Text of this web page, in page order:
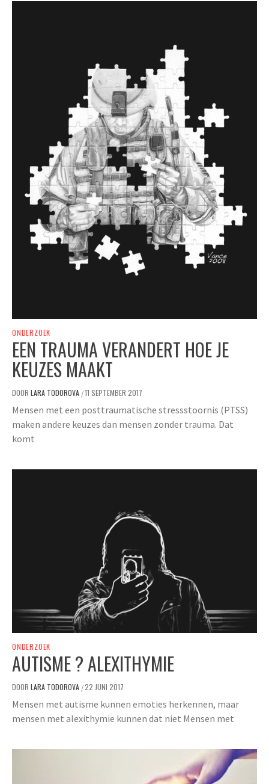
ONDERZOEK
EEN TRAUMA VERANDERT HOE JE
KEUZES MAAKT
DOOR LARA TODOROVA /11 SEPTEMBER 2017
Mensen met een posttraumatische stressstoornis (PTSS)
maken andere keuzes dan mensen zonder trauma. Dat
komt
ONDERZOEK
AUTISME ? ALEXITHYMIE
DOOR LARA TODOROVA /22 JUNI 2017
Mensen met autisme kunnen emoties herkennen, maar
mensen met alexithymie kunnen dat niet Mensen met